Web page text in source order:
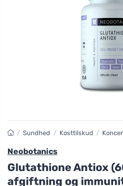
/ Sundhed / Kosttilskud /
Neobotanics
Glutathione Antiox
afgiftning og